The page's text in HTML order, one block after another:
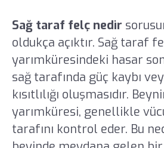
Sağ taraf felç nedir
oldukça açıktır. Sağ taraf
yarımküresindeki hasar
sağ tarafında güç kaybı
kısıtlılığı oluşmasıdır.
yarımküresi, genellikle
tarafını kontrol eder. Bu